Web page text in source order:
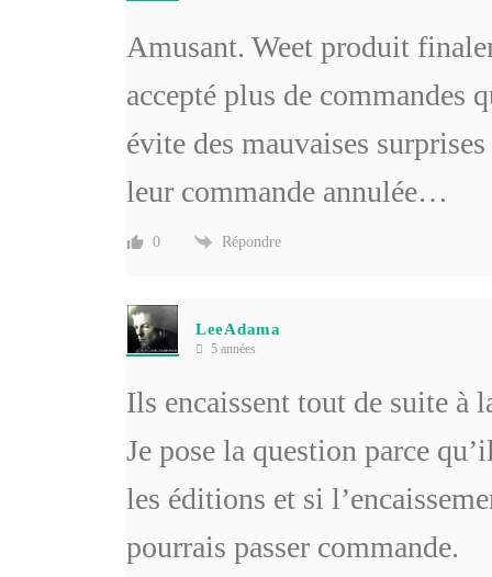
Amusant. Weet produit
accepté plus de commandes
évite des mauvaises
leur commande annulée…
0 Répondre
LeeAdama
5 années
Ils encaissent tout de suite à
Je pose la question parce
les éditions et si
pourrais passer commande.